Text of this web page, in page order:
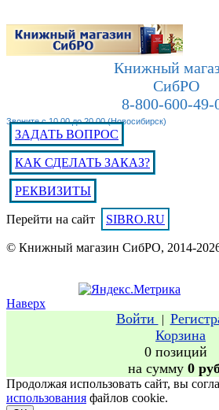
Книжный
СибРО
8-800-600-49-
Звоните с 10.00 до 20.00 (Новосибирск)
ЗАДАТЬ ВОПРОС
КАК СДЕЛАТЬ ЗАКАЗ?
РЕКВИЗИТЫ
Перейти на сайт SIBRO.RU
© Книжный магазин СибРО, 2014-
Наверх
Войти |
Корзина
0 позиций
на сумму 0
Продолжая использовать сайт, вы
использования файлов cookie.